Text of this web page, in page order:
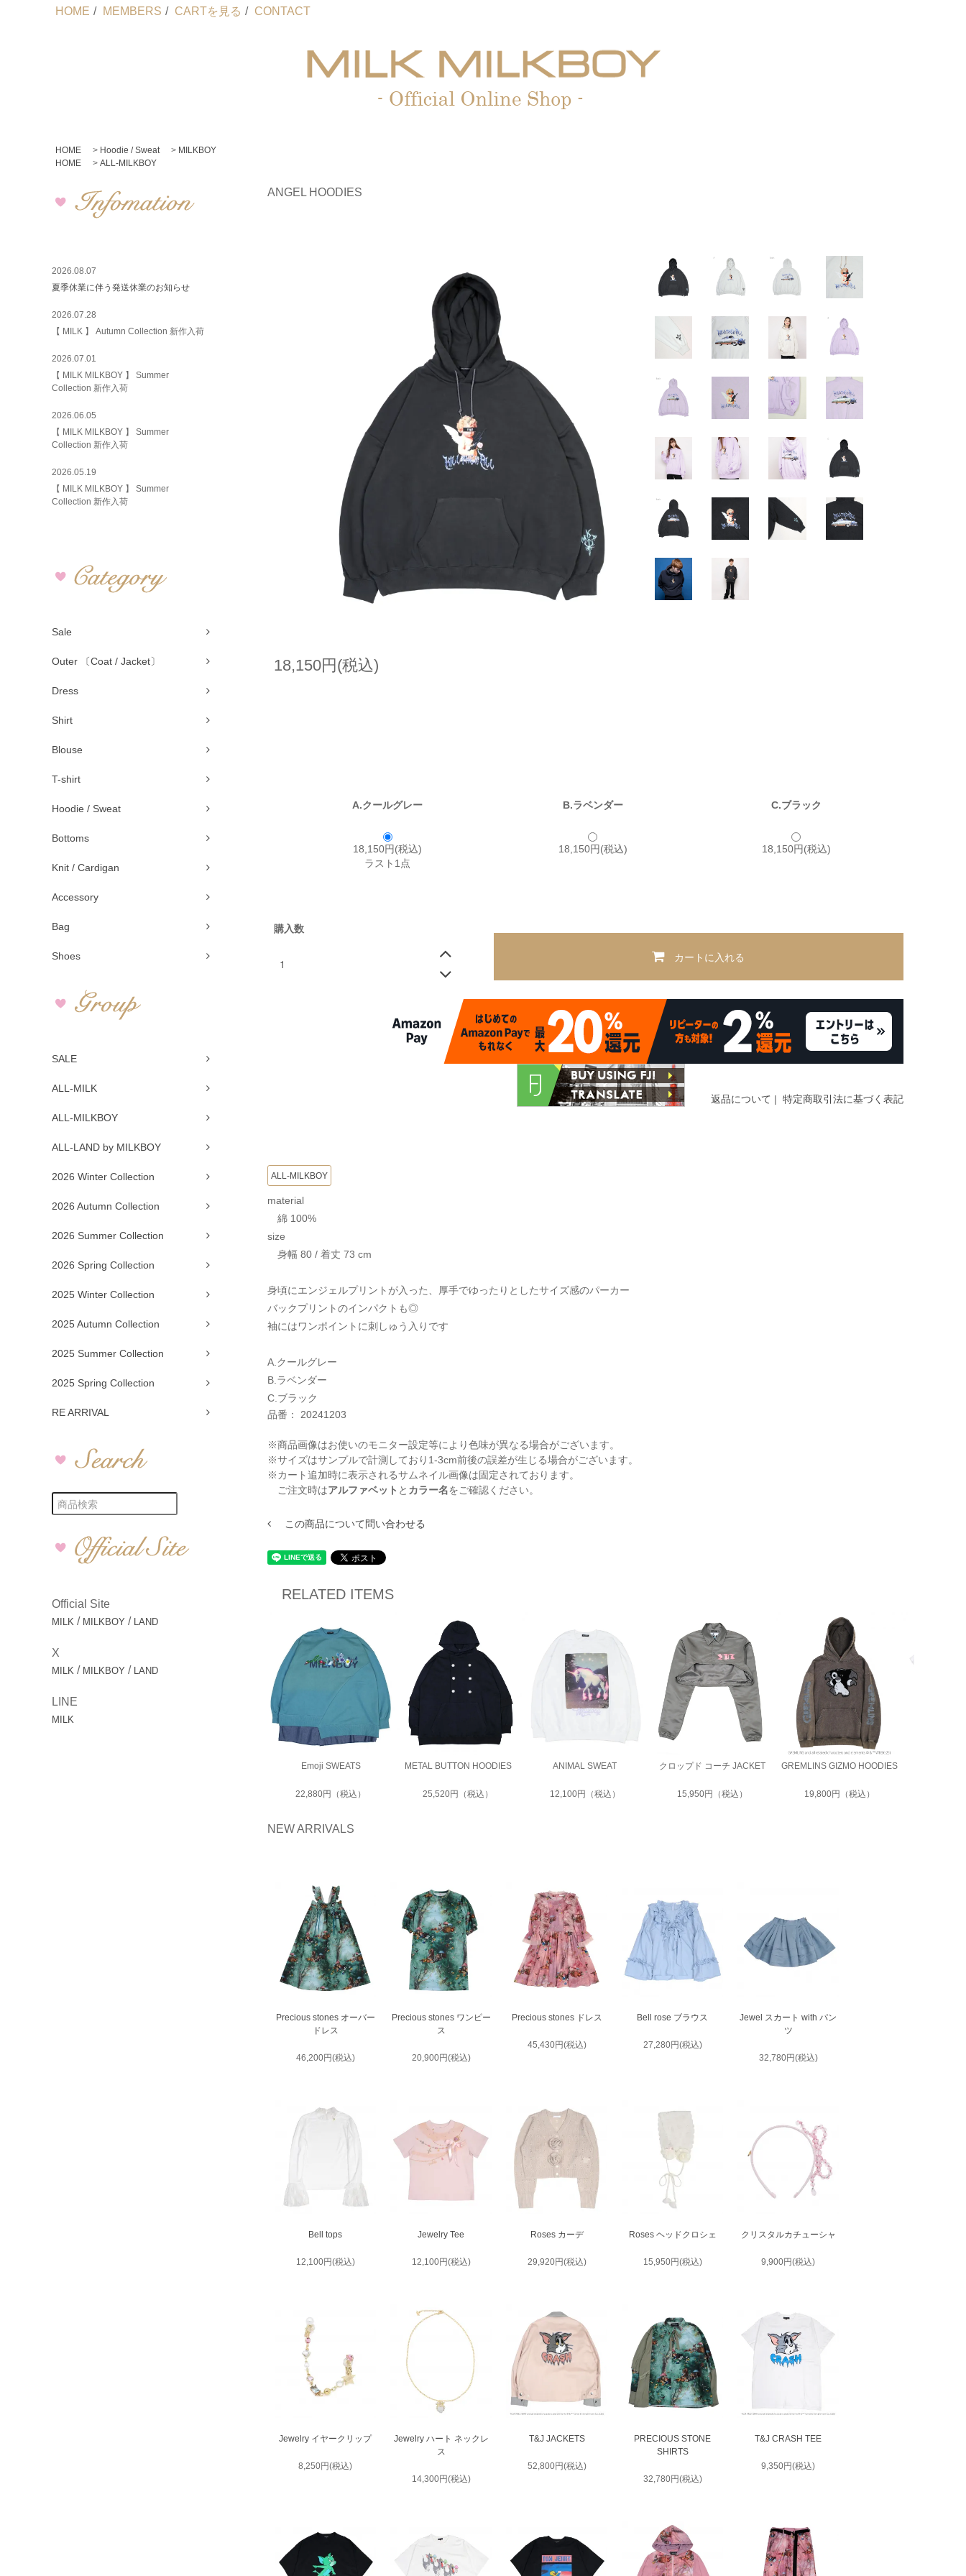
HOME / MEMBERS / CARTを見る / CONTACT
HOME > Hoodie / Sweat > MILKBOY
HOME
> ALL-MILKBOY
2026.08.07
夏季休業に伴う発送休業のお知らせ
2026.07.28
【 MILK 】 Autumn Collection 新作入荷
2026.07.01
【 MILK MILKBOY 】 Summer
Collection 新作入荷
2026.06.05
【 MILK MILKBOY 】 Summer
Collection 新作入荷
2026.05.19
【 MILK MILKBOY 】 Summer
Collection 新作入荷
Sale
Outer 〔Coat / Jacket〕
Dress
Shirt
Blouse
T-shirt
Hoodie / Sweat
Bottoms
Knit / Cardigan
Accessory
Bag
Shoes
SALE
ALL-MILK
ALL-MILKBOY
ALL-LAND by MILKBOY
2026 Winter Collection
2026 Autumn Collection
2026 Summer Collection
2026 Spring Collection
2025 Winter Collection
2025 Autumn Collection
2025 Summer Collection
2025 Spring Collection
RE ARRIVAL
Official Site
MILK / MILKBOY / LAND
X
MILK / MILKBOY / LAND
LINE
MILK
ANGEL HOODIES
18,150円(税込)
A.クールグレー B.ラベンダー C.ブラック
18,150円(税込)
ラスト1点
18,150円(税込) 18,150円(税込)
購入数
カートに入れる
返品について | 特定商取引法に基づく表記
ALL-MILKBOY
material
綿 100%
size
身幅 80 / 着丈 73 cm
身頃にエンジェルプリントが入った、厚手でゆったりとしたサイズ感のパーカー
バックプリントのインパクトも◎
袖にはワンポイントに刺しゅう入りです
A.クールグレー
B.ラベンダー
C.ブラック
品番： 20241203
※商品画像はお使いのモニター設定等により色味が異なる場合がございます。
※サイズはサンプルで計測しており1-3cm前後の誤差が生じる場合がございます。
※カート追加時に表示されるサムネイル画像は固定されております。
ご注文時はアルファベット と カラー名をご確認ください。
この商品について問い合わせる
RELATED ITEMS
Emoji SWEATS
22,880円（税込）
METAL BUTTON HOODIES
25,520円（税込）
ANIMAL SWEAT
12,100円（税込）
クロップド コーチ JACKET
15,950円（税込）
GREMLINS GIZMO HOODIES
19,800円（税込）
NEW ARRIVALS
Precious stones オーバー
ドレス
46,200円(税込)
Precious stones ワンピー
ス
20,900円(税込)
Precious stones ドレス
45,430円(税込)
Bell rose ブラウス
27,280円(税込)
Jewel スカート with パン
ツ
32,780円(税込)
Bell tops
12,100円(税込)
Jewelry Tee
12,100円(税込)
Roses カーデ
29,920円(税込)
Roses ヘッドクロシェ
15,950円(税込)
クリスタルカチューシャ
9,900円(税込)
Jewelry イヤークリップ
8,250円(税込)
Jewelry ハート ネックレ
ス
14,300円(税込)
T&J JACKETS
52,800円(税込)
PRECIOUS STONE
SHIRTS
32,780円(税込)
T&J CRASH TEE
9,350円(税込)